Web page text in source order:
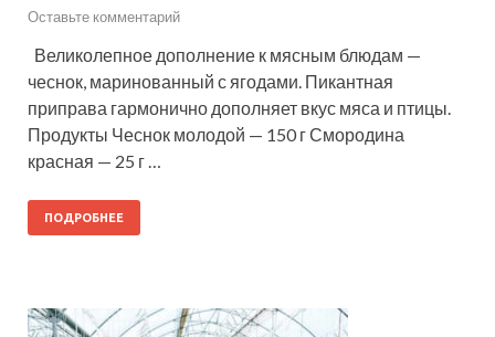
Оставьте комментарий
Великолепное дополнение к мясным блюдам —
чеснок, маринованный с ягодами. Пикантная
приправа гармонично дополняет вкус мяса и птицы.
Продукты Чеснок молодой — 150 г Смородина
красная — 25 г …
ПОДРОБНЕЕ